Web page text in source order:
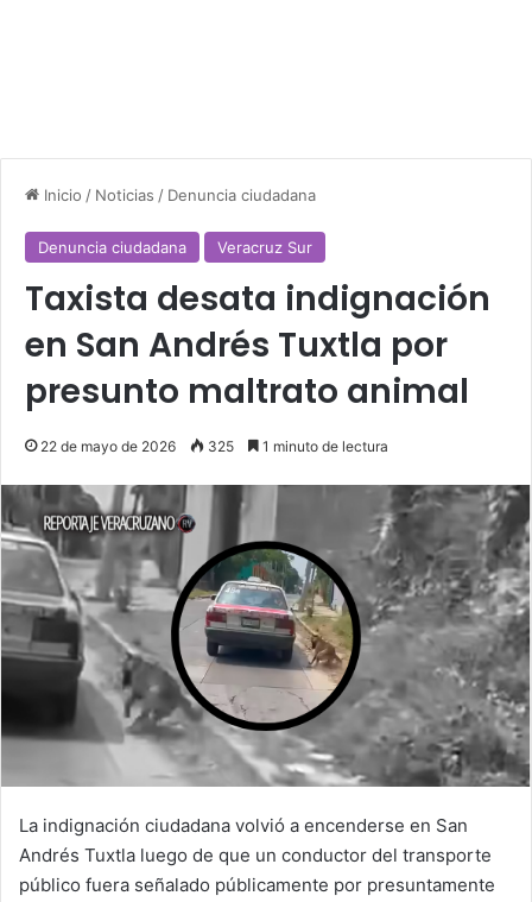
Inicio / Noticias / Denuncia ciudadana
Denuncia ciudadana Veracruz Sur
Taxista desata indignación
en San Andrés Tuxtla por
presunto maltrato animal
22 de mayo de 2026 325 1 minuto de lectura
La indignación ciudadana volvió a encenderse en San
Andrés Tuxtla luego de que un conductor del transporte
público fuera señalado públicamente por presuntamente